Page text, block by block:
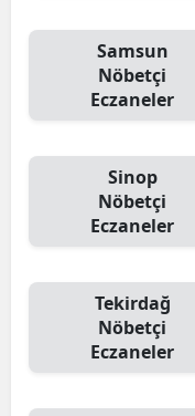
Samsun
Nöbetçi
Eczaneler
Sinop
Nöbetçi
Eczaneler
Tekirdağ
Nöbetçi
Eczaneler